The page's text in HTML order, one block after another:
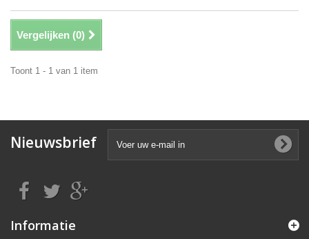
Vergelijken (0)
Toont 1 - 1 van 1 item
Nieuwsbrief
Informatie